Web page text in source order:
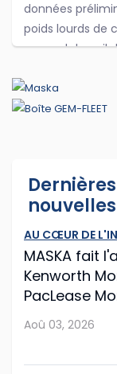
données
poids lourds de
reprend du poil
...
Jul 29, 2026
logiciels
Cummins et
modifications
les routiers
après que les
Dernières
nouvelles
AU CŒUR DE
MASKA fait
Kenworth
PacLease
Aoû 03, 2026